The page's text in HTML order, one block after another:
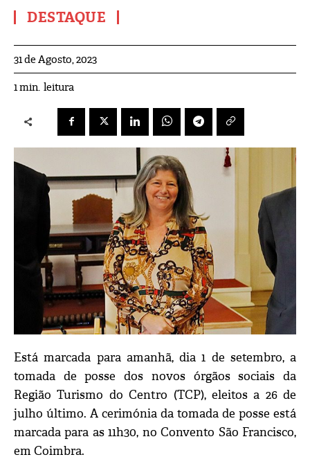
DESTAQUE
31 de Agosto, 2023
1min. leitura
Está marcada para amanhã, dia 1 de setembro, a
tomada de posse dos novos órgãos sociais da
Região Turismo do Centro (TCP), eleitos a 26 de
julho último. A cerimónia da tomada de posse está
marcada para as 11h30, no Convento São Francisco,
em Coimbra.